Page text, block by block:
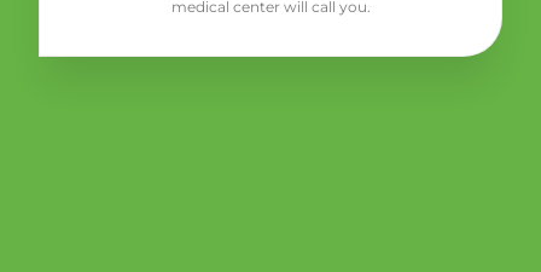
medical center will call you.